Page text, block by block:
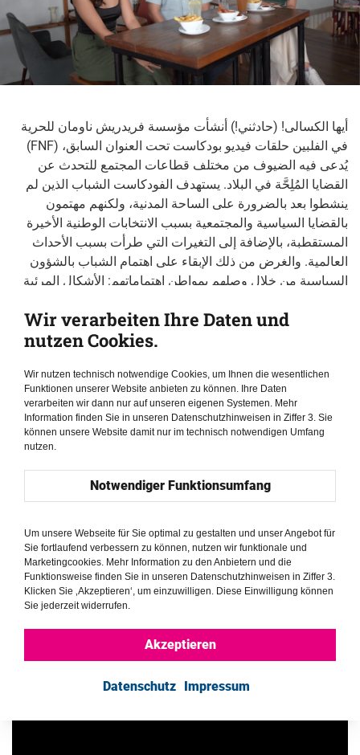
أيها الكسالى! (حادثني!) أنشأت مؤسسة فريدريش ناومان للحرية
(FNF) في الفلبين حلقات فيديو بودكاست تحت العنوان السابق،
يُدعى فيه الضيوف من مختلف قطاعات المجتمع للتحدث عن
القضايا المُلِحَّة في البلاد. يستهدف الفودكاست الشباب الذين لم
ينشطوا بعد بالضرورة على الساحة المدنية، ولكنهم مهتمون
بالقضايا السياسية والمجتمعية بسبب الانتخابات الوطنية الأخيرة
المستقطبة، بالإضافة إلى التغيرات التي طرأت بسبب الأحداث
العالمية. والغرض من ذلك الإبقاء على اهتمام الشباب بالشؤون
السياسية من خلال وصلهم بمواطن اهتماماتهم: الأشكال المرئية
تدور الحلقة الأولى حول المساءلة في سياق انتهاكات حقوق
الإنسان. فتحديد المساءلة في حالة وقوع انتهاكات على حقوق
الإنسان أمر ضروري لإنفاذ هذه الحقوق. وفي دولة تحكمها سيادة
القانون، يجب مساءلة كل أنظمة الدولة ومؤسساتها. لذلك، تتناول
الحلقة الأولى كيفية اختيار الشباب في الفلبين للقادة ومساءلتهم
لهم في مناحي حياتهم الشخصية والمهنية والسياسية. سُجِلَت هذه
الحلقة بالتزامن مع الانتخابات الوطنية لعام 2022. أما الحلقة
الثانية، فتوفر للشباب من مختلف القطاعات فرصة للتعبير عن
كيفية التَحَوُّر والتصرف، رغم مواجهة تحديات تتعلق بتجاربهم
فسلسلة الفودكاست هي وسيلة للشباب كي يلتقوا في مكانٍ واحدٍ
للمناقشة وتبادل الأفكار حول كيفية تعظيم القضايا الاجتماعية
Wir verarbeiten Ihre Daten und
nutzen Cookies.
Wir nutzen technisch notwendige Cookies, um Ihnen die wesentlichen
Funktionen unserer Website anbieten zu können. Ihre Daten
verarbeiten wir dann nur auf unseren eigenen Systemen. Mehr
Information finden Sie in unseren Datenschutzhinweisen in Ziffer 3. Sie
können unsere Website damit nur im technisch notwendigen Umfang
nutzen.
Notwendiger Funktionsumfang
Um unsere Webseite für Sie optimal zu gestalten und unser Angebot für
Sie fortlaufend verbessern zu können, nutzen wir funktionale und
Marketingcookies. Mehr Information zu den Anbietern und die
Funktionsweise finden Sie in unseren Datenschutzhinweisen in Ziffer 3.
Klicken Sie ‚Akzeptieren‘, um einzuwilligen. Diese Einwilligung können
Sie jederzeit widerrufen.
Akzeptieren
Datenschutz Impressum